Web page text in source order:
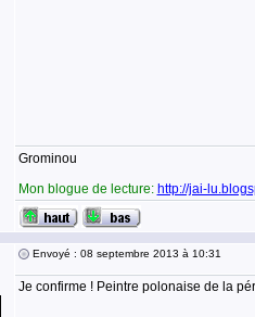
Grominou
Mon blogue de lecture: http://jai-
Envoyé : 08 septembre 2013 à 10:31
Je confirme ! Peintre polonaise de la